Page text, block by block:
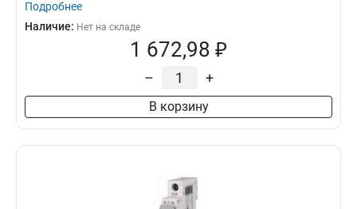
Подробнее
Наличие: Нет на складе
1 672,98 ₽
– +
В корзину